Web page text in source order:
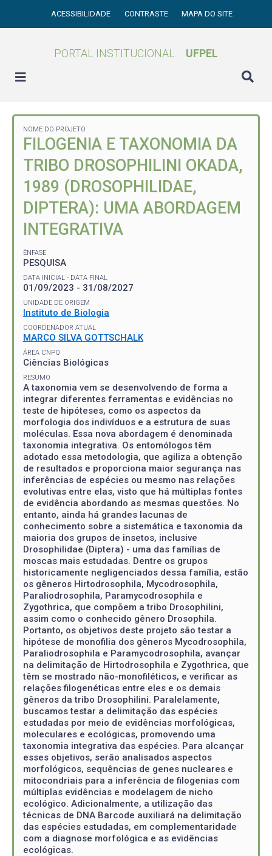
ACESSIBILIDADE CONTRASTE MAPA DO SITE
PORTAL INSTITUCIONAL UFPEL
NOME DO PROJETO
FILOGENIA E TAXONOMIA DA
TRIBO DROSOPHILINI OKADA,
1989 (DROSOPHILIDAE,
DIPTERA): UMA ABORDAGEM
INTEGRATIVA
ÊNFASE
PESQUISA
DATA INICIAL - DATA FINAL
01/09/2023 - 31/08/2027
UNIDADE DE ORIGEM
Instituto de Biologia
COORDENADOR ATUAL
MARCO SILVA GOTTSCHALK
ÁREA CNPQ
Ciências Biológicas
RESUMO
A taxonomia vem se desenvolvendo de forma a
integrar diferentes ferramentas e evidências no
teste de hipóteses, como os aspectos da
morfologia dos indivíduos e a estrutura de suas
moléculas. Essa nova abordagem é denominada
taxonomia integrativa. Os entomólogos têm
adotado essa metodologia, que agiliza a obtenção
de resultados e proporciona maior segurança nas
inferências de espécies ou mesmo nas relações
evolutivas entre elas, visto que há múltiplas fontes
de evidência abordando as mesmas questões. No
entanto, ainda há grandes lacunas de
conhecimento sobre a sistemática e taxonomia da
maioria dos grupos de insetos, inclusive
Drosophilidae (Diptera) - uma das famílias de
moscas mais estudadas. Dentre os grupos
historicamente negligenciados dessa família, estão
os gêneros Hirtodrosophila, Mycodrosophila,
Paraliodrosophila, Paramycodrosophila e
Zygothrica, que compõem a tribo Drosophilini,
assim como o conhecido gênero Drosophila.
Portanto, os objetivos deste projeto são testar a
hipótese de monofilia dos gêneros Mycodrosophila,
Paraliodrosophila e Paramycodrosophila, avançar
na delimitação de Hirtodrosophila e Zygothrica, que
têm se mostrado não-monofiléticos, e verificar as
relações filogenéticas entre eles e os demais
gêneros da tribo Drosophilini. Paralelamente,
buscamos testar a delimitação das espécies
estudadas por meio de evidências morfológicas,
moleculares e ecológicas, promovendo uma
taxonomia integrativa das espécies. Para alcançar
esses objetivos, serão analisados aspectos
morfológicos, sequências de genes nucleares e
mitocondriais para a inferência de filogenias com
múltiplas evidências e modelagem de nicho
ecológico. Adicionalmente, a utilização das
técnicas de DNA Barcode auxiliará na delimitação
das espécies estudadas, em complementaridade
com a diagnose morfológica e as evidências
ecológicas.